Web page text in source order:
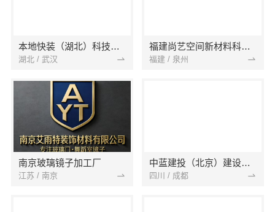
本地快装（湖北）科技有限公司
湖北 / 武汉
福建尚艺空间新材料科技有限公司
福建 / 泉州
南京玻璃镜子加工厂
江苏 / 南京
中蓝建投（北京）建设有限公司四川第一分公司
四川 / 成都